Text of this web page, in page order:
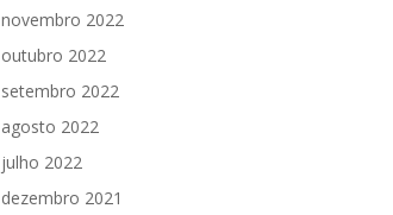
novembro 2022
outubro 2022
setembro 2022
agosto 2022
julho 2022
dezembro 2021